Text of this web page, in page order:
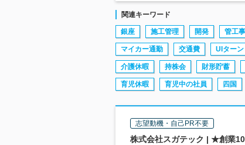
関連キーワード
銀座 施工管理 開発 管工
マイカー通勤 交通費 UIターン
介護休暇 持株会 財形貯蓄
育児休暇 育児中の社員 四国
志望動機・自己PR不要
株式会社スガテック | ★創業